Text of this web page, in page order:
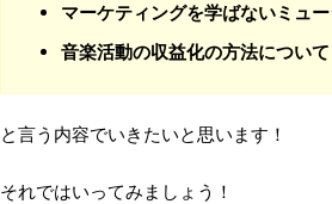
マーケティングを学ばないミュ
音楽活動の収益化の方法について
と言う内容でいきたいと思います！
それではいってみましょう！